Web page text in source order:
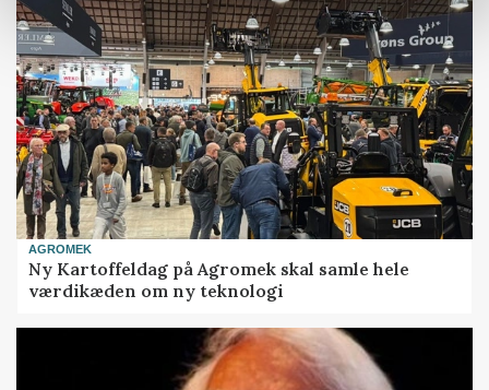
AGROMEK
Ny Kartoffeldag på Agromek skal samle hele
værdikæden om ny teknologi